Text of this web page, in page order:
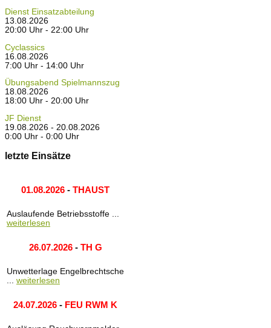
Dienst Einsatzabteilung
13.08.2026
20:00 Uhr - 22:00 Uhr
Cyclassics
16.08.2026
7:00 Uhr - 14:00 Uhr
Übungsabend Spielmannszug
18.08.2026
18:00 Uhr - 20:00 Uhr
JF Dienst
19.08.2026 - 20.08.2026
0:00 Uhr - 0:00 Uhr
letzte Einsätze
01.08.2026 - THAUST
Auslaufende Betriebsstoffe ...
weiterlesen
26.07.2026- TH G
Unwetterlage Engelbrechtsche
... weiterlesen
24.07.2026 - FEU RWM K